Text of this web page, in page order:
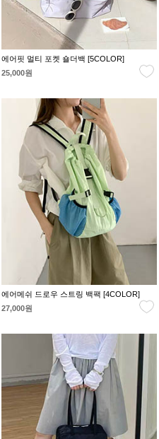
에어핏 멀티 포켓 숄더백 [5COLOR]
25,000원
에어메쉬 드로우 스트링 백팩 [4COLOR]
27,000원